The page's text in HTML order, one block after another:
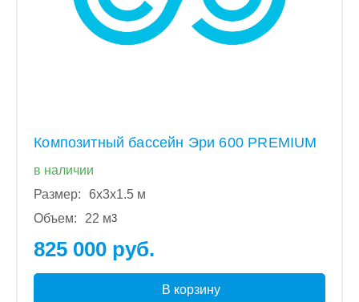
Композитный бассейн Эри 600 PREMIUM
в наличии
Размер:
6x3x1.5 м
Объем:
22 м3
825 000 руб.
В корзину